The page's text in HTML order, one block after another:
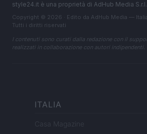
style24.it è una proprietà di AdHub Media
Copyright © 2026 · Edito da AdHub Media —
Tutti i diritti riservati
I contenuti sono curati dalla redazione con il
realizzati in collaborazione con autori indipendenti.
ITALIA
Casa Magazine